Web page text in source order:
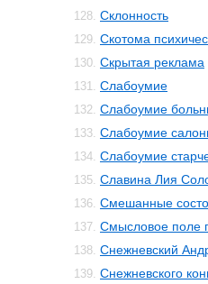
128. Склонность
129. Скотома
130. Скрытая реклама
131. Слабоумие
132. Слабоумие
133. Слабоумие
134. Слабоумие
135. Славина Лия
136. Смешанные
137. Смысловое поле
138. Снежневский
139. Снежневского